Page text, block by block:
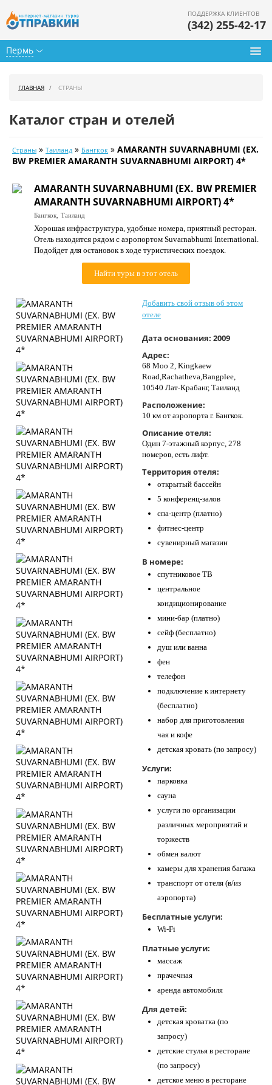
Пермь
ПОДДЕРЖКА КЛИЕНТОВ
(342) 255-42-17
Календарь туров
Цены дня
Страны
Как купить
ГЛАВНАЯ СТРАНЫ
Каталог стран и отелей
Страны » Таиланд » Бангкок » AMARANTH SUVARNABHUMI (EX.
BW PREMIER AMARANTH SUVARNABHUMI AIRPORT) 4*
AMARANTH SUVARNABHUMI (EX. BW PREMIER
AMARANTH SUVARNABHUMI AIRPORT) 4*
Бангкок, Таиланд
Хорошая инфраструктура, удобные номера, приятный ресторан.
Отель находится рядом с аэропортом Suvarnabhumi International.
Подойдет для остановок в ходе туристических поездок.
Найти туры в этот отель
Добавить свой отзыв об этом
отеле
Дата основания: 2009
Адрес:
68 Moo 2, Kingkaew
Road,Rachatheva,Bangplee,
10540 Лат-Крабанг, Таиланд
Расположение:
10 км от аэропорта г. Бангкок.
Описание отеля:
Один 7-этажный корпус, 278
номеров, есть лифт.
Территория отеля:
открытый бассейн
5 конференц-залов
спа-центр (платно)
фитнес-центр
сувенирный магазин
В номере:
спутниковое ТВ
центральное
кондиционирование
мини-бар (платно)
сейф (бесплатно)
душ или ванна
фен
телефон
подключение к интернету
(бесплатно)
набор для приготовления
чая и кофе
детская кровать (по запросу)
Услуги:
парковка
сауна
услуги по организации
различных мероприятий и
торжеств
обмен валют
камеры для хранения багажа
транспорт от отеля (в/из
аэропорта)
Бесплатные услуги:
Wi-Fi
Платные услуги:
массаж
прачечная
аренда автомобиля
Для детей:
детская кроватка (по
запросу)
детские стулья в ресторане
(по запросу)
детское меню в ресторане